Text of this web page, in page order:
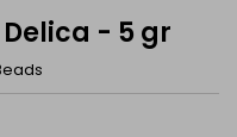
Delica - 5 gr